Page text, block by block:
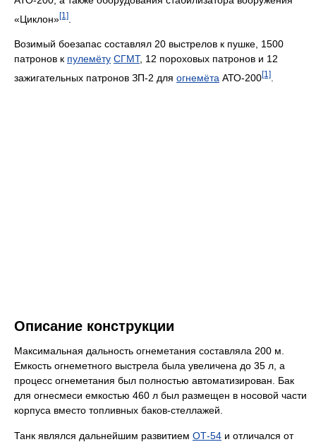
«Циклон»[1]
Возимый боезапас составлял 20 выстрелов к пушке, 1500
патронов к пулемёту СГМТ, 12 пороховых патронов и 12
зажигательных патронов ЗП-2 для огнемёта АТО-200[1]
Описание конструкции
Максимальная дальность огнеметания составляла 200 м.
Емкость огнеметного выстрела была увеличена до 35 л, а
процесс огнеметания был полностью автоматизирован. Бак
для огнесмеси емкостью 460 л был размещен в носовой части
корпуса вместо топливных баков-стеллажей.
Танк являлся дальнейшим развитием ОТ-54 и отличался от